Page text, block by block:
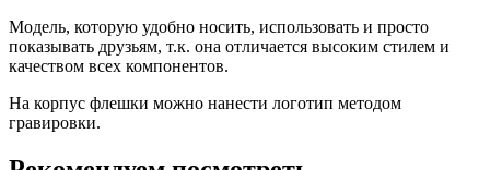
Модель, которую удобно носить, использовать и просто
показывать друзьям, т.к. она отличается высоким стилем и
качеством всех компонентов.
На корпус флешки можно нанести логотип методом
гравировки.